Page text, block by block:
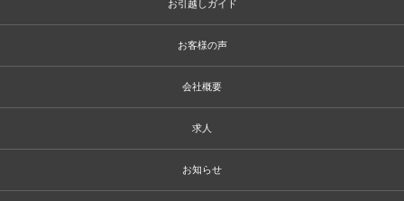
お引越しガイド
お客様の声
会社概要
求人
お知らせ